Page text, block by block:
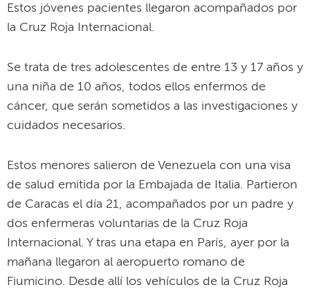
Estos jóvenes pacientes llegaron acompañados por
la Cruz Roja Internacional.
Se trata de tres adolescentes de entre 13 y 17 años y
una niña de 10 años, todos ellos enfermos de
cáncer, que serán sometidos a las investigaciones y
cuidados necesarios.
Estos menores salieron de Venezuela con una visa
de salud emitida por la Embajada de Italia. Partieron
de Caracas el día 21, acompañados por un padre y
dos enfermeras voluntarias de la Cruz Roja
Internacional. Y tras una etapa en París, ayer por la
mañana llegaron al aeropuerto romano de
Fiumicino. Desde allí los vehículos de la Cruz Roja